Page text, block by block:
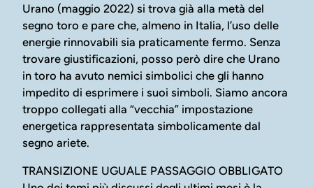
Urano (maggio 2022) si trova già alla metà del
segno toro e pare che, almeno in Italia, l’uso delle
energie rinnovabili sia praticamente fermo. Senza
trovare giustificazioni, posso però dire che Urano
in toro ha avuto nemici simbolici che gli hanno
impedito di esprimere i suoi simboli. Siamo ancora
troppo collegati alla “vecchia” impostazione
energetica rappresentata simbolicamente dal
segno ariete.
TRANSIZIONE UGUALE PASSAGGIO OBBLIGATO